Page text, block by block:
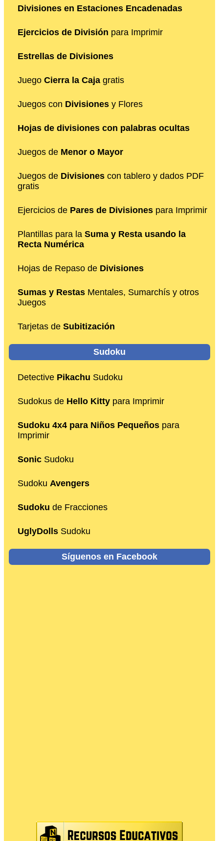
Divisiones en Estaciones Encadenadas
Ejercicios de División para Imprimir
Estrellas de Divisiones
Juego Cierra la Caja gratis
Juegos con Divisiones y Flores
Hojas de divisiones con palabras ocultas
Juegos de Menor o Mayor
Juegos de Divisiones con tablero y dados PDF
gratis
Ejercicios de Pares de Divisiones para Imprimir
Plantillas para la Suma y Resta usando la
Recta Numérica
Hojas de Repaso de Divisiones
Sumas y Restas Mentales, Sumarchís y otros
Juegos
Tarjetas de Subitización
Sudoku
Detective Pikachu Sudoku
Sudokus de Hello Kitty para Imprimir
Sudoku 4x4 para Niños Pequeños para
Imprimir
Sonic Sudoku
Sudoku Avengers
Sudoku de Fracciones
UglyDolls Sudoku
Síguenos en Facebook